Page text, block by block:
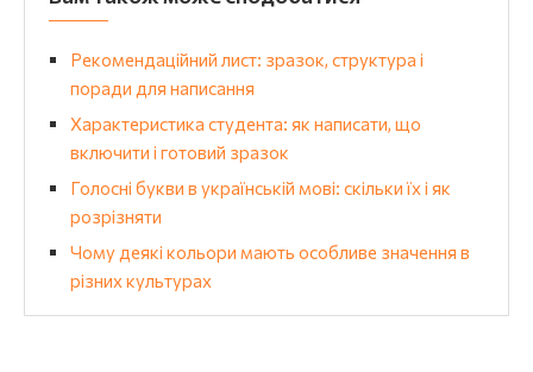
Рекомендаційний лист: зразок, структура і
поради для написання
Характеристика студента: як написати, що
включити і готовий зразок
Голосні букви в українській мові: скільки їх і як
розрізняти
Чому деякі кольори мають особливе значення в
різних культурах